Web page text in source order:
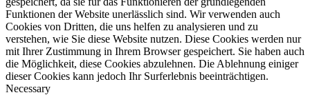
Funktionen der Website unerlässlich sind. Wir verwenden auch
Cookies von Dritten, die uns helfen zu analysieren und zu
verstehen, wie Sie diese Website nutzen. Diese Cookies werden nur
mit Ihrer Zustimmung in Ihrem Browser gespeichert. Sie haben auch
die Möglichkeit, diese Cookies abzulehnen. Die Ablehnung einiger
dieser Cookies kann jedoch Ihr Surferlebnis beeinträchtigen.
Necessary